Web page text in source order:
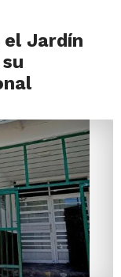
el Jardín